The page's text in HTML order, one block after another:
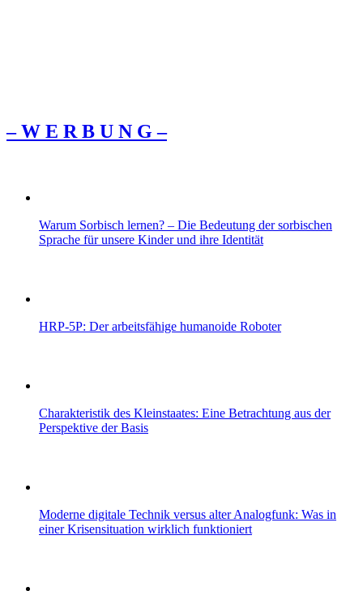
– W Ε R Β U Ν G –
Warum Sorbisch lernen? – Die Bedeutung der sorbischen
Sprache für unsere Kinder und ihre Identität
HRP-5P: Der arbeitsfähige humanoide Roboter
Charakteristik des Kleinstaates: Eine Betrachtung aus der
Perspektive der Basis
Moderne digitale Technik versus alter Analogfunk: Was in
einer Krisensituation wirklich funktioniert